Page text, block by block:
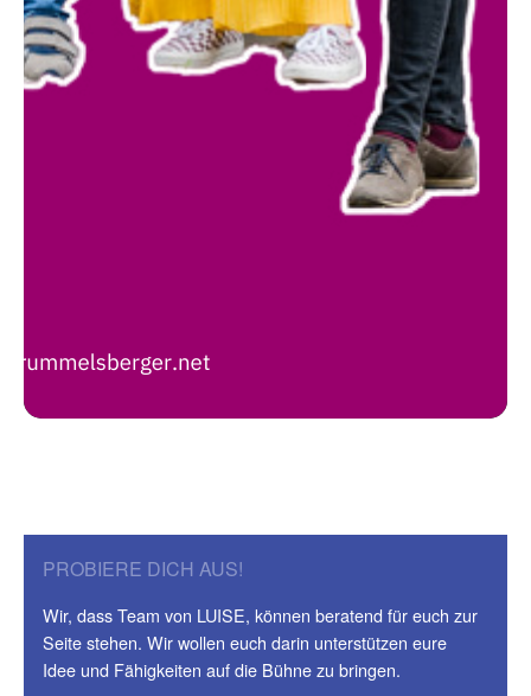
PROBIERE DICH AUS!
Wir, dass Team von LUISE, können beratend für euch zur
Seite stehen. Wir wollen euch darin unterstützen eure
Idee und Fähigkeiten auf die Bühne zu bringen.